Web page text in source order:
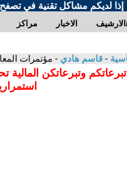
إذا لديكم مشاكل تقنية في تصفح
مراكز الاخبار
- قاسم هادي - مؤتمرات
تبرعاتكم وتبرعاتكن